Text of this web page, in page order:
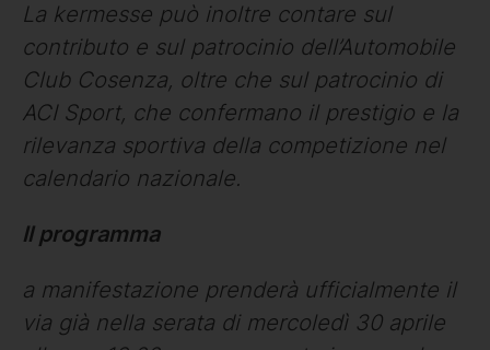
La kermesse può inoltre contare sul
contributo e sul patrocinio dell’Automobile
Club Cosenza, oltre che sul patrocinio di
ACI Sport, che confermano il prestigio e la
rilevanza sportiva della competizione nel
calendario nazionale.
Il programma
a manifestazione prenderà ufficialmente il
via già nella serata di mercoledì 30 aprile